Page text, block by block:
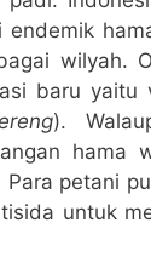
endemik
wilyah.
baru yaitu
).
hama
petani
untuk